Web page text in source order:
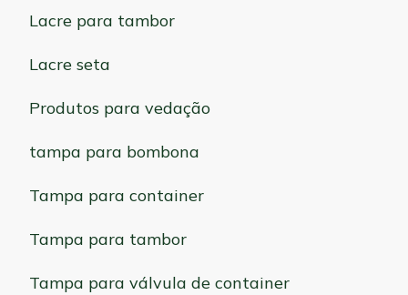
Lacre para tambor
Lacre seta
Produtos para vedação
tampa para bombona
Tampa para container
Tampa para tambor
Tampa para válvula de container